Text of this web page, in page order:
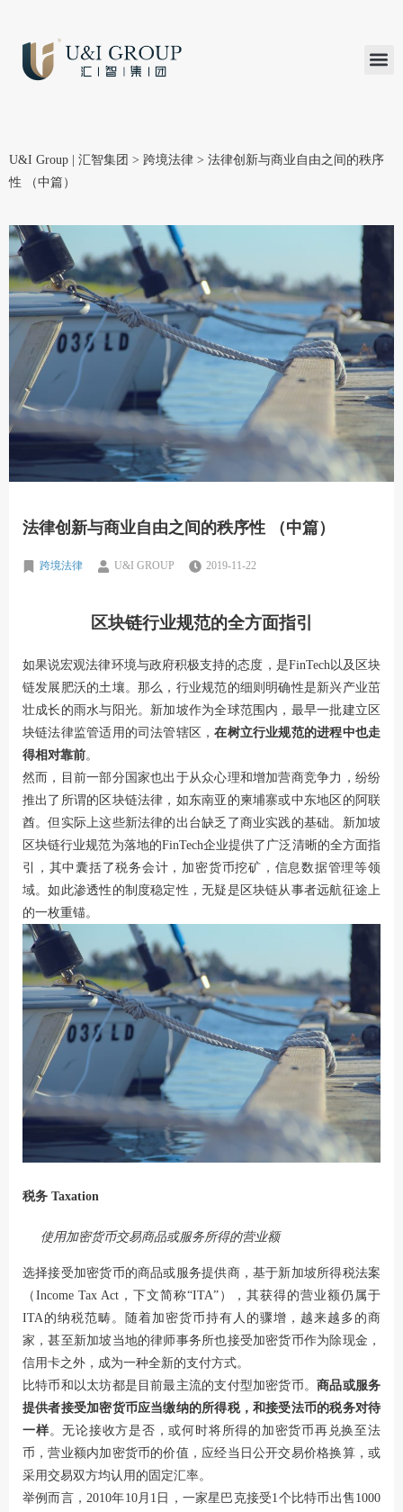
U&I Group | 汇智集团 > 跨境法律 > 法律创新与商业自由之间的秩序
性 （中篇）
法律创新与商业自由之间的秩序性 （中篇）
跨境法律 U&I GROUP 2019-11-22
区块链行业规范的全方面指引
如果说宏观法律环境与政府积极支持的态度，是FinTech以及区块
链发展肥沃的土壤。那么，行业规范的细则明确性是新兴产业茁
壮成长的雨水与阳光。新加坡作为全球范围内，最早一批建立区
块链法律监管适用的司法管辖区，在树立行业规范的进程中也走
得相对靠前。
然而，目前一部分国家也出于从众心理和增加营商竞争力，纷纷
推出了所谓的区块链法律，如东南亚的柬埔寨或中东地区的阿联
酋。但实际上这些新法律的出台缺乏了商业实践的基础。新加坡
区块链行业规范为落地的FinTech企业提供了广泛清晰的全方面指
引，其中囊括了税务会计，加密货币挖矿，信息数据管理等领
域。如此渗透性的制度稳定性，无疑是区块链从事者远航征途上
的一枚重锚。
税务 Taxation
使用加密货币交易商品或服务所得的营业额
选择接受加密货币的商品或服务提供商，基于新加坡所得税法案
（Income Tax Act，下文简称“ITA”），其获得的营业额仍属于
ITA的纳税范畴。随着加密货币持有人的骤增，越来越多的商
家，甚至新加坡当地的律师事务所也接受加密货币作为除现金，
信用卡之外，成为一种全新的支付方式。
比特币和以太坊都是目前最主流的支付型加密货币。商品或服务
提供者接受加密货币应当缴纳的所得税，和接受法币的税务对待
一样。无论接收方是否，或何时将所得的加密货币再兑换至法
币，营业额内加密货币的价值，应经当日公开交易价格换算，或
采用交易双方均认用的固定汇率。
举例而言，2010年10月1日，一家星巴克接受1个比特币出售1000